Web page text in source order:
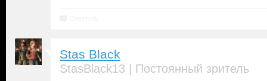
Stas Black
StasBlack13 | Постоянный зритель